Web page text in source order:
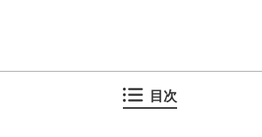
目次